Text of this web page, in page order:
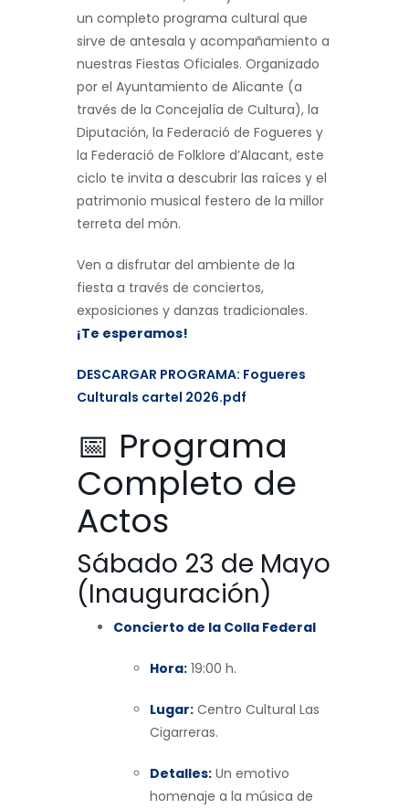
un completo programa cultural que
sirve de antesala y acompañamiento a
nuestras Fiestas Oficiales. Organizado
por el Ayuntamiento de Alicante (a
través de la Concejalía de Cultura), la
Diputación, la Federació de Fogueres y
la Federació de Folklore d’Alacant, este
ciclo te invita a descubrir las raíces y el
patrimonio musical festero de la millor
terreta del món.
Ven a disfrutar del ambiente de la
fiesta a través de conciertos,
exposiciones y danzas tradicionales.
¡Te esperamos!
DESCARGAR PROGRAMA: Fogueres
Culturals cartel 2026.pdf
📅 Programa
Completo de
Actos
Sábado 23 de Mayo
(Inauguración)
Concierto de la Colla Federal
Hora: 19:00 h.
Lugar: Centro Cultural Las
Cigarreras.
Detalles: Un emotivo
homenaje a la música de